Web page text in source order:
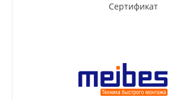
Сертификат